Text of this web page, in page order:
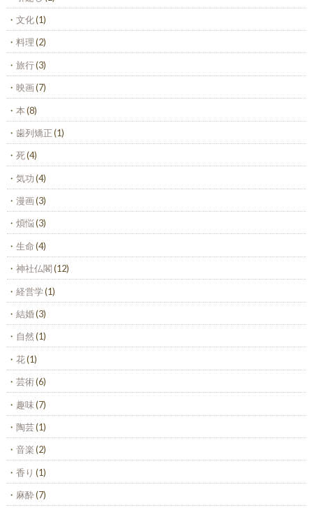
文化(1)
料理(2)
旅行(3)
映画(7)
本(8)
歯列矯正(1)
死(4)
気功(4)
漫画(3)
煩悩(3)
生命(4)
神社仏閣(12)
経営学(1)
結婚(3)
自然(1)
花(1)
芸術(6)
趣味(7)
陶芸(1)
音楽(2)
香り (1)
麻酔(7)